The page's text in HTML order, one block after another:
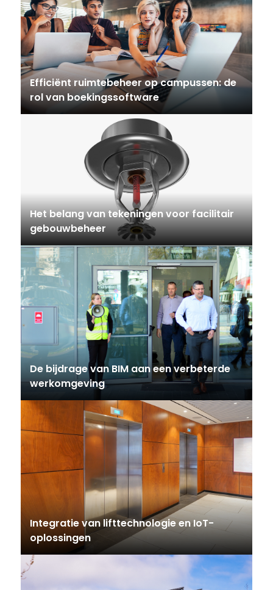
Efficiënt ruimtebeheer op campussen: de
rol van boekingssoftware
Het belang van tekeningen voor facilitair
gebouwbeheer
De bijdrage van BIM aan een verbeterde
werkomgeving
Integratie van lifttechnologie en IoT-
oplossingen